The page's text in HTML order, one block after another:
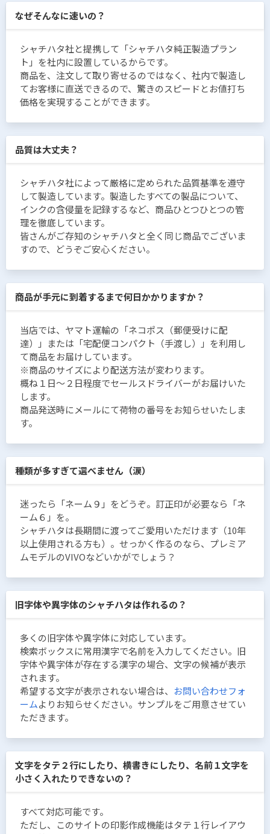
なぜそんなに速いの？
シャチハタ社と提携して「シャチハタ純正製造プラン
ト」を社内に設置しているからです。
商品を、注文して取り寄せるのではなく、社内で製造し
てお客様に直送できるので、驚きのスピードとお値打ち
価格を実現することができます。
品質は大丈夫？
シャチハタ社によって厳格に定められた品質基準を遵守
して製造しています。製造したすべての製品について、
インクの含侵量を記録するなど、商品ひとつひとつの管
理を徹底しています。
皆さんがご存知のシャチハタと全く同じ商品でございま
すので、どうぞご安心ください。
商品が手元に到着するまで何日かかりますか？
当店では、ヤマト運輸の「ネコポス（郵便受けに配
達）」または「宅配便コンパクト（手渡し）」を利用し
て商品をお届けしています。
※商品のサイズにより配送方法が変わります。
概ね１日〜２日程度でセールスドライバーがお届けいた
します。
商品発送時にメールにて荷物の番号をお知らせいたしま
す。
種類が多すぎて選べません（涙）
迷ったら「ネーム９」をどうぞ。訂正印が必要なら「ネ
ーム６」を。
シャチハタは長期間に渡ってご愛用いただけます（10年
以上使用される方も）。せっかく作るのなら、プレミア
ムモデルのVIVOなどいかがでしょう？
旧字体や異字体のシャチハタは作れるの？
多くの旧字体や異字体に対応しています。
検索ボックスに常用漢字で名前を入力してください。旧
字体や異字体が存在する漢字の場合、文字の候補が表示
されます。
希望する文字が表示されない場合は、 お問い合わせフォ
ームよりお知らせください。サンプルをご用意させてい
ただきます。
文字をタテ２行にしたり、横書きにしたり、名前１文字を
小さく入れたりできないの？
すべて対応可能です。
ただし、このサイトの印影作成機能はタテ１行レイアウ